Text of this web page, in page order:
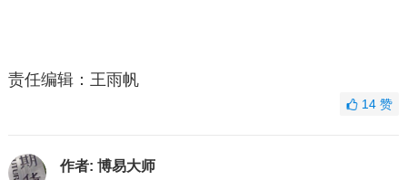
责任编辑：王雨帆
14赞
作者: 博易大师